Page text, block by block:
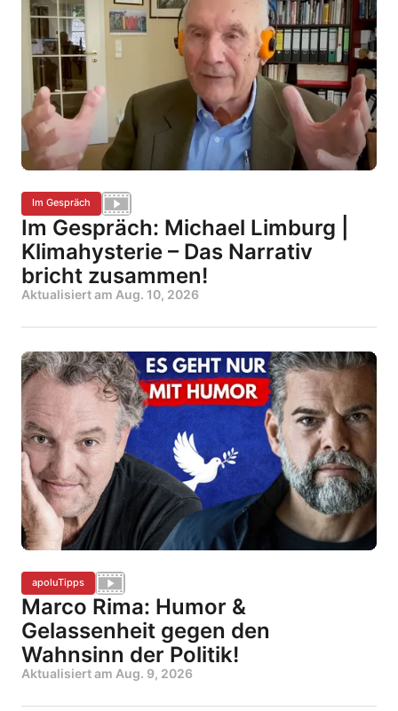
Im Gespräch
Im Gespräch: Michael Limburg |
Klimahysterie – Das Narrativ
bricht zusammen!
Aktualisiert am Aug. 10, 2026
apoluTipps
Marco Rima: Humor &
Gelassenheit gegen den
Wahnsinn der Politik!
Aktualisiert am Aug. 9, 2026